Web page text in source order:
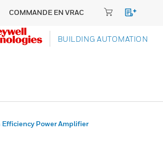
COMMANDE EN VRAC
BUILDING AUTOMATION
Efficiency Power Amplifier